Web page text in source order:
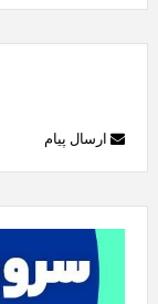
ارسال پیام